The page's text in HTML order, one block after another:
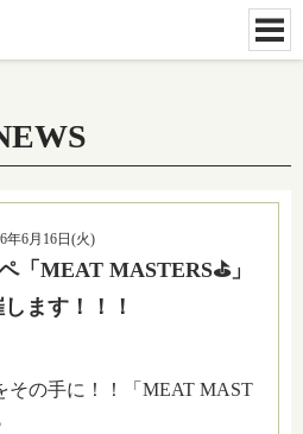
年6月16日(火)
「MEAT MASTERS⛳」
ます！！！
その手に！！「MEAT MAST